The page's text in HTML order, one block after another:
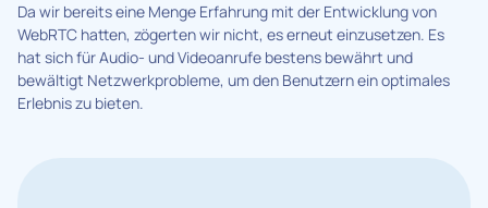
Da wir bereits eine Menge Erfahrung mit der Entwicklung von
WebRTC hatten, zögerten wir nicht, es erneut einzusetzen. Es
hat sich für Audio- und Videoanrufe bestens bewährt und
bewältigt Netzwerkprobleme, um den Benutzern ein optimales
Erlebnis zu bieten.